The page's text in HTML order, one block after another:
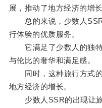
展，推动了地方经济的增长
总的来说，少数人SSR
行体验的优质服务。
它满足了少数人的独特
与伦比的奢华和满足感。
同时，这种旅行方式的
地方经济的增长。
少数人SSR的出现让旅